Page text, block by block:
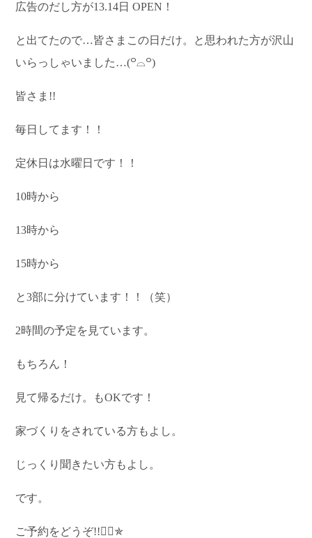
広告のだし方が13.14日 OPEN！
と出てたので…皆さまこの日だけ。と思われた方が沢山
いらっしゃいました…(꒪⌓꒪)
皆さま!!
毎日してます！！
定休日は水曜日です！！
10時から
13時から
15時から
と3部に分けています！！（笑）
2時間の予定を見ています。
もちろん！
見て帰るだけ。もOKです！
家づくりをされている方もよし。
じっくり聞きたい方もよし。
です。
ご予約をどうぞ!!💁‍♀️✯